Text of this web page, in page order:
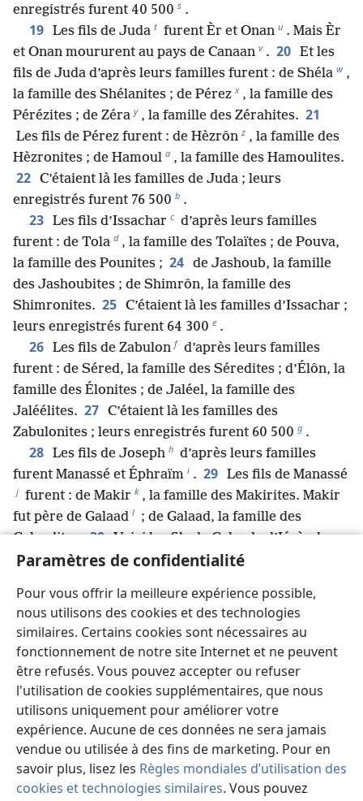
Paramètres de confidentialité
Pour vous offrir la meilleure expérience possible,
nous utilisons des cookies et des technologies
similaires. Certains cookies sont nécessaires au
fonctionnement de notre site Internet et ne peuvent
être refusés. Vous pouvez accepter ou refuser
l'utilisation de cookies supplémentaires, que nous
utilisons uniquement pour améliorer votre
expérience. Aucune de ces données ne sera jamais
vendue ou utilisée à des fins de marketing. Pour en
savoir plus, lisez les Règles mondiales d’utilisation des
cookies et technologies similaires. Vous pouvez
enregistrés furent 40 500 s .
19 Les fils de Juda t furent Èr et Onan u . Mais Èr
et Onan moururent au pays de Canaan v . 20 Et les
fils de Juda d’après leurs familles furent : de Shéla w ,
la famille des Shélanites ; de Pérez x , la famille des
Pérézites ; de Zéra y , la famille des Zérahites. 21
Les fils de Pérez furent : de Hèzrôn z , la famille des
Hèzronites ; de Hamoul a , la famille des Hamoulites.
22 C’étaient là les familles de Juda ; leurs
enregistrés furent 76 500 b .
23 Les fils d’Issachar c d’après leurs familles
furent : de Tola d , la famille des Tolaïtes ; de Pouva,
la famille des Pounites ; 24 de Jashoub, la famille
des Jashoubites ; de Shimrôn, la famille des
Shimronites. 25 C’étaient là les familles d’Issachar ;
leurs enregistrés furent 64 300 e .
26 Les fils de Zabulon f d’après leurs familles
furent : de Séred, la famille des Séredites ; d’Élôn, la
famille des Élonites ; de Jaléel, la famille des
Jaléélites. 27 C’étaient là les familles des
Zabulonites ; leurs enregistrés furent 60 500 g .
28 Les fils de Joseph h d’après leurs familles
furent Manassé et Éphraïm i . 29 Les fils de Manassé
j furent : de Makir k , la famille des Makirites. Makir
fut père de Galaad l ; de Galaad, la famille des
Galaadites. 30 Voici les fils de Galaad : d’Iézèr, la
famille des Iézérites ; de Hélek, la famille des
Sichem, la famille des Sichémites ;
32 de Shemida,
la famille des Shemidaïtes ; de Héfèr, la famille des
Héfrites.
33
Or, Zelofehad, fils de Héfèr, n’eut pas
de fils, mais seulement des filles m ; et les noms des
filles de Zelofehad n étaient : Mala, Noa, Hogla, Milka
et Tirza. 34 C’étaient là les familles de Manassé ;
leurs enregistrés furent 52 700
.
35 Voici les fils d’Éphraïm p d’après leurs
familles : de Shoutéla q , la famille des Shoutélahites ;
de Békèr, la famille des Békérites ; de Taân, la famille